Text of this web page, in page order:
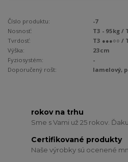
Číslo produktu:
-7
Nosnosť:
T3 - 95kg /
Tvrdosť:
T3 ●●●○○ /
Výška:
23cm
Fyziosystém:
-
Doporučený rošt:
lamelový,
rokov na trhu
Sme s Vami už 25 rokov.
Certifikované produkty
Naše výrobky sú ocenené